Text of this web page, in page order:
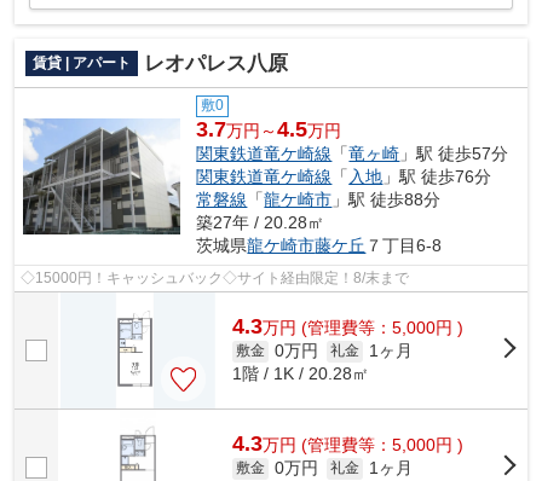
賃貸 | アパート レオパレス八原
敷0
3.7万円～4.5万円
関東鉄道竜ケ崎線 「竜ヶ崎 」駅 徒歩57分
関東鉄道竜ケ崎線 「 入地 」駅 徒歩76分
常磐線 「龍ケ崎市 」駅 徒歩88分
築27年 / 20.28㎡
茨城県龍ケ崎市藤ケ丘 ７丁目6-8
◇15000円！キャッシュバック◇サイト経由限定！8/末まで
4.3万円 (管理費等：5,000円 )
敷金 0万円 礼金
1ヶ月
1階 / 1K / 20.28㎡
4.3万円 (管理費等：5,000円 )
敷金 0万円 礼金 1ヶ月